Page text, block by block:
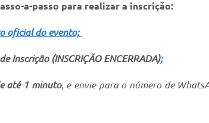
a-passo para realizar a inscrição:
oficial do evento;
Inscrição (INSCRIÇÃO ENCERRADA);
até 1 minuto, e envie para o número de